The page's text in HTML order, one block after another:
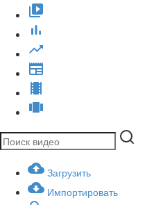
Загрузить
Импортировать